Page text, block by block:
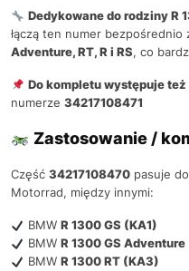
Dedykowane do rodziny R
łączą ten numer bezpośrednio
Adventure, RT, R i RS, co
Do kompletu występuje
numerze 34217108471
Zastosowanie /
Część 34217108470 pasuje
Motorrad, między innymi:
BMW R 1300 GS (KA1)
BMW R 1300 GS Adventure
BMW R 1300 RT (KA3)